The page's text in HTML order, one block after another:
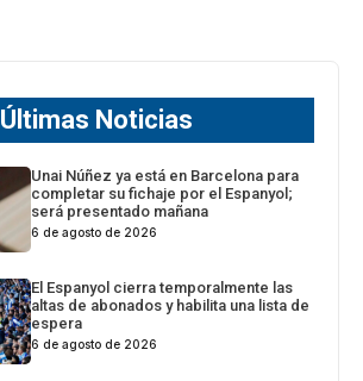
Últimas Noticias
Unai Núñez ya está en Barcelona para
completar su fichaje por el Espanyol;
será presentado mañana
6 de agosto de 2026
El Espanyol cierra temporalmente las
altas de abonados y habilita una lista de
espera
6 de agosto de 2026